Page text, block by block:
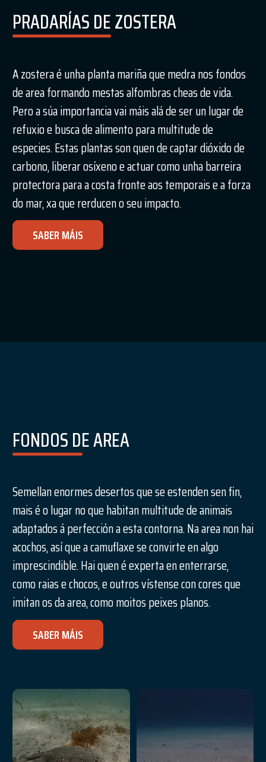
PRADARÍAS DE ZOSTERA
A zostera é unha planta mariña que medra nos fondos
de area formando mestas alfombras cheas de vida.
Pero a súa importancia vai máis alá de ser un lugar de
refuxio e busca de alimento para multitude de
especies. Estas plantas son quen de captar dióxido de
carbono, liberar osíxeno e actuar como unha barreira
protectora para a costa fronte aos temporais e a forza
do mar, xa que rerducen o seu impacto.
SABER MÁIS
FONDOS DE AREA
Semellan enormes desertos que se estenden sen fin,
mais é o lugar no que habitan multitude de animais
adaptados á perfección a esta contorna. Na area non hai
acochos, así que a camuflaxe se convirte en algo
imprescindible. Hai quen é experta en enterrarse,
como raias e chocos, e outros vístense con cores que
imitan os da area, como moitos peixes planos.
SABER MÁIS